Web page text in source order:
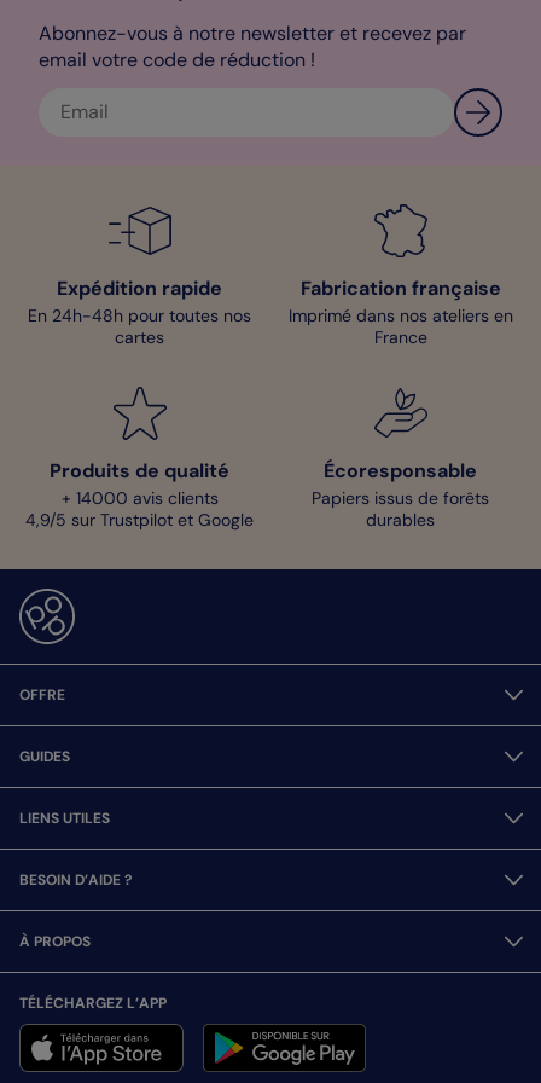
notre papier création qui saura sublimer tout en légèreté votre
carte de remerciements naissance.
Abonnez-vous à notre newsletter et recevez par
email votre code de réduction !
Expédition rapide
En 24h-48h pour toutes nos
cartes
Fabrication française
Imprimé dans nos ateliers en
France
Produits de qualité
+ 14000 avis clients
4,9/5 sur Trustpilot et Google
Écoresponsable
Papiers issus de forêts
durables
OFFRE
GUIDES
LIENS UTILES
BESOIN D’AIDE ?
À PROPOS
TÉLÉCHARGEZ L’APP